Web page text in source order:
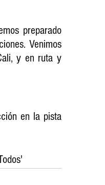
preparado
Venimos
y en ruta y
en la pista